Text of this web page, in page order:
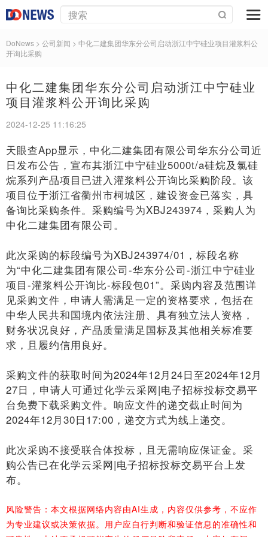
DoNews > 公司新闻 > 中化二建集团华东分公司启动浙江中宁硅业项目灌浆料公
开询比采购
中化二建集团华东分公司启动浙江中宁硅业
项目灌浆料公开询比采购
2024-12-25 11:16:25
天眼查App显示，中化二建集团有限公司华东分公司近
日发布公告，宣布其浙江中宁硅业5000t/a硅烷及氯硅
烷系列产品项目已进入灌浆料公开询比采购阶段。该
项目位于浙江省衢州市柯城区，建设资金已落实，具
备询比采购条件。采购编号为XBJ243974，采购人为
中化二建集团有限公司。
此次采购的标段编号为XBJ243974/01，标段名称
为“中化二建集团有限公司-华东分公司-浙江中宁硅业
项目-灌浆料公开询比-标段包01”。采购内容及范围详
见采购文件，申请人需满足一定的资格要求，包括在
中华人民共和国境内依法注册、具有独立法人资格，
财务状况良好，产品质量满足国标及其他相关标准要
求，且履约信用良好。
采购文件的获取时间为2024年12月24日至2024年12月
27日，申请人可通过化学云采网|电子招标投标交易平
台免费下载采购文件。响应文件的递交截止时间为
2024年12月30日17:00，递交方式为线上递交。
此次采购不接受联合体投标，且无需响应保证金。采
购公告已在化学云采网|电子招标投标交易平台上发
布。
风险警告：本文根据网络内容由AI生成，内容仅供参考，不应作
为专业建议或决策依据。用户应自行判断和验证信息的准确性和